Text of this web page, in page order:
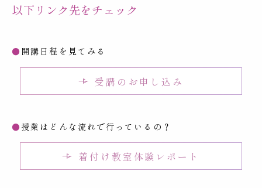
以下リンク先をチェック
● 開講日程を見てみる
受講のお申し込み
● 授業はどんな流れで行っているの？
着付け教室体験レポート